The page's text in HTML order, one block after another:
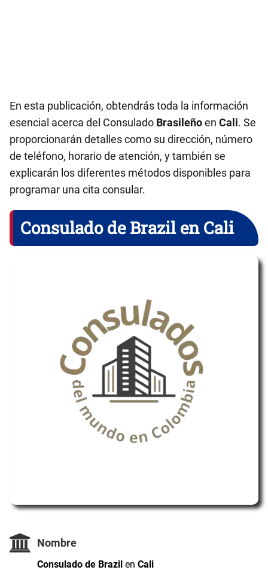
En esta publicación, obtendrás toda la información
esencial acerca del Consulado Brasileñoen Cali. Se
proporcionarán detalles como su dirección, número
de teléfono, horario de atención, y también se
explicarán los diferentes métodos disponibles para
programar una cita consular.
Consulado de Brazil en Cali
Nombre
Consulado de Brazil en Cali